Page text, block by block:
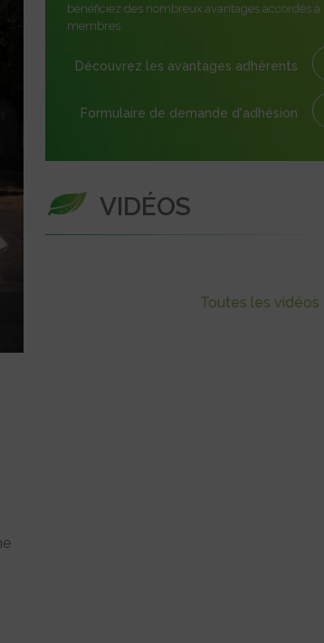
bénéficiez des nombreux avantages accordés à
membres.
Découvrez les avantages adhérents
Formulaire de demande d'adhésion
VIDÉOS
Toutes les vidéos